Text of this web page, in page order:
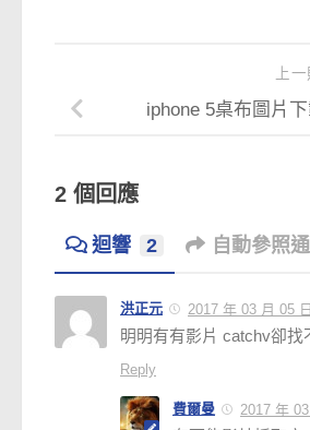
上一
iphone 5桌布圖片
2 個回應
迴響 2 自動參照
洪正元 2017 年 03 月 05
明明有有影片 catchv卻找
Reply
費爾曼 2017 年